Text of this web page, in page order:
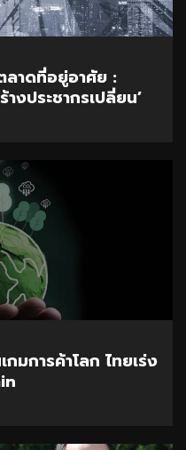
ลาดที่อยู่อาศัย :
งประชากรเปลี่ยน’
มการค้าโลก ไทยเร่ง